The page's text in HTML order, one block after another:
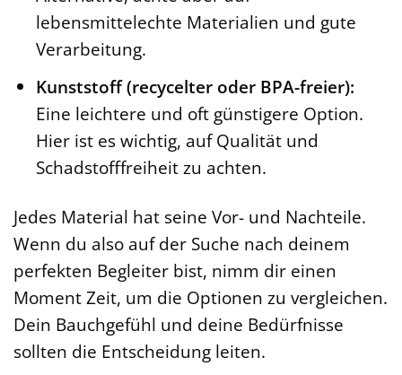
lebensmittelechte Materialien und gute
Verarbeitung.
Kunststoff (recycelter oder BPA-freier):
Eine leichtere und oft günstigere Option.
Hier ist es wichtig, auf Qualität und
Schadstofffreiheit zu achten.
Jedes Material hat seine Vor- und Nachteile.
Wenn du also auf der Suche nach deinem
perfekten Begleiter bist, nimm dir einen
Moment Zeit, um die Optionen zu vergleichen.
Dein Bauchgefühl und deine Bedürfnisse
sollten die Entscheidung leiten.